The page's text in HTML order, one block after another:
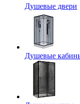
Душевые двери
Душевые